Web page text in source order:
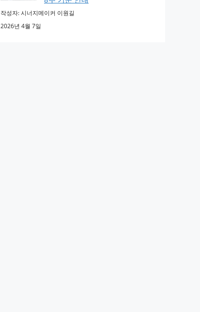
작성자: 시너지메이커 이원길
2026년 4월 7일